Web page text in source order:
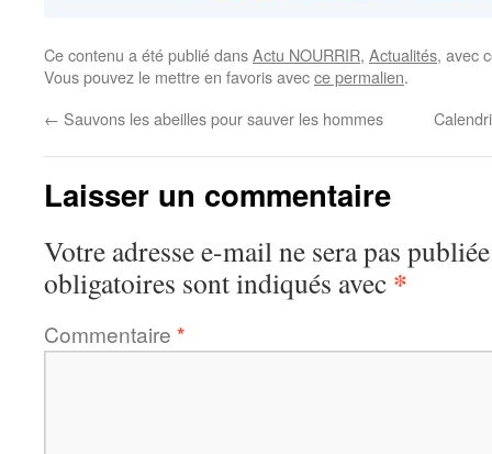
Ce contenu a été publié dansActu NOURRIR, Actualités, avec
Vous pouvez le mettre en favoris avecce permalien.
← Sauvons les abeilles pour sauver les hommes
Laisser un commentaire
Votre adresse e-mail ne sera pas
obligatoires sont indiqués avec *
Commentaire *